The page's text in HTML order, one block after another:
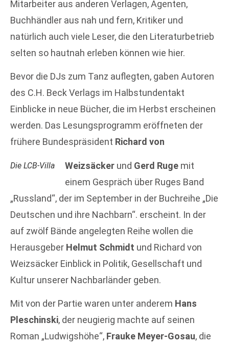
Mitarbeiter aus anderen Verlagen, Agenten,
Buchhändler aus nah und fern, Kritiker und
natürlich auch viele Leser, die den Literaturbetrieb
selten so hautnah erleben können wie hier.
Bevor die DJs zum Tanz auflegten, gaben Autoren
des C.H. Beck Verlags im Halbstundentakt
Einblicke in neue Bücher, die im Herbst erscheinen
werden. Das Lesungsprogramm eröffneten der
frühere Bundespräsident Richard von
Die LCB-Villa Weizsäcker und Gerd Ruge mit
einem Gespräch über Ruges Band
„Russland“, der im September in der Buchreihe „Die
Deutschen und ihre Nachbarn“. erscheint. In der
auf zwölf Bände angelegten Reihe wollen die
Herausgeber Helmut Schmidt und Richard von
Weizsäcker Einblick in Politik, Gesellschaft und
Kultur unserer Nachbarländer geben.
Mit von der Partie waren unter anderem Hans
Pleschinski, der neugierig machte auf seinen
Roman „Ludwigshöhe“, Frauke Meyer-Gosau, die